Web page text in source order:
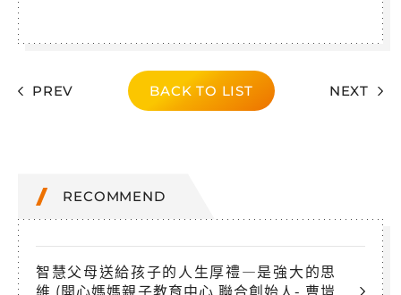
PREV BACK TO LIST NEXT
RECOMMEND
智慧父母送給孩子的人生厚禮—是強大的思